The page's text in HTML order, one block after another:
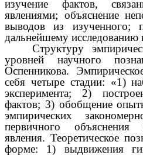
изучение фактов,
явлениями; объяснение
выводов из изученного;
дальнейшему исследованию
Структуру
уровней научного
Оспенникова.
себя четыре стадии: «1)
эксперимента; 2)
фактов; 3) обобщение
эмпирических
первичного объяснения
явления. Теоретическое
форме: 1) выдвижения